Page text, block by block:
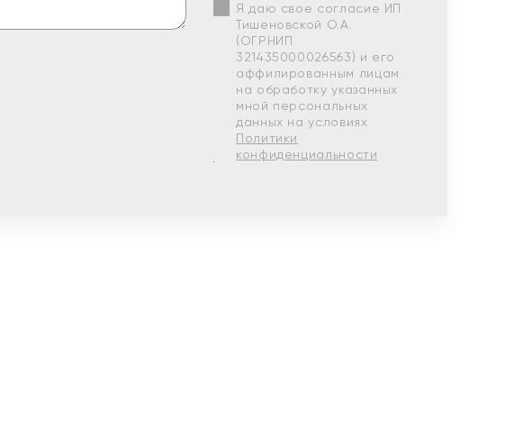
Я даю свое согласие ИП
Тишеновской О.А.
(ОГРНИП
321435000026563) и его
аффилированным лицам
на обработку указанных
мной персональных
данных на условиях
Политики
конфиденциальности